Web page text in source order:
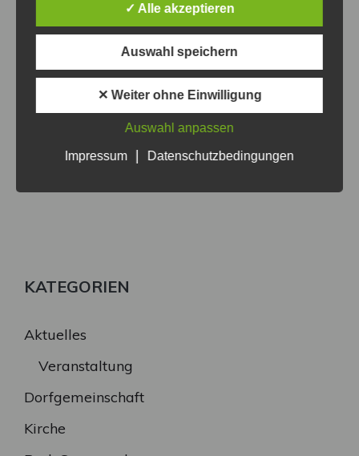
KATEGORIEN
Aktuelles
Veranstaltung
Dorfgemeinschaft
Kirche
✓ Alle akzeptieren
Auswahl speichern
✕ Weiter ohne Einwilligung
Auswahl anpassen
Impressum Datenschutzbedingungen